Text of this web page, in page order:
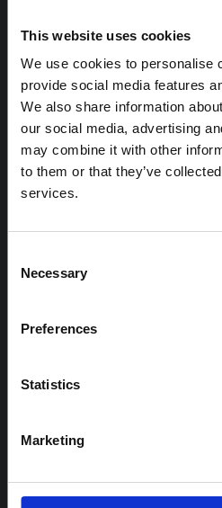
This website uses cookies
We use cookies to personalise
provide social media features
We also share information
our social media, advertising
may combine it with other
to them or that they’ve
services.
Selection
Necessary
Preferences
Statistics
Marketing
Afrique orientale et australe
Asie de l'Est et Pacifique
Amérique latine et Caraïbes
Moyen-Orient et Afrique du Nord
Asie du sud
Afrique de l'Ouest
THÈMES DES PÔLES RÉGIONAUX :
Déplacement et protection